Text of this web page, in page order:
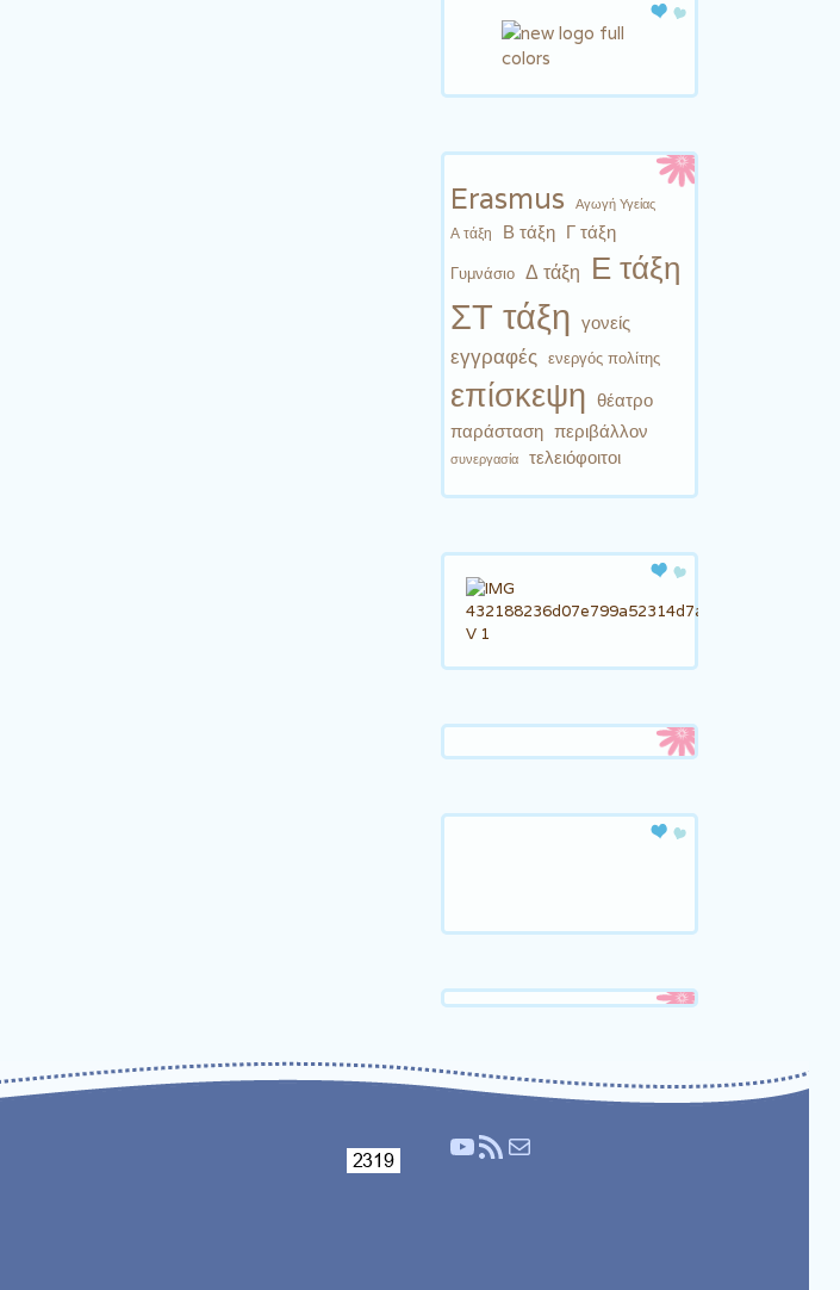
Erasmus Αγωγή Υγείας
Α τάξη Β τάξη Γ τάξη
Γυμνάσιο Δ τάξη Ε τάξη
ΣΤ τάξη γονείς
εγγραφές ενεργός πολίτης
επίσκεψη θέατρο
παράσταση περιβάλλον
συνεργασία τελειόφοιτοι
YouTube
Τροφοδοσία RSS
Mail